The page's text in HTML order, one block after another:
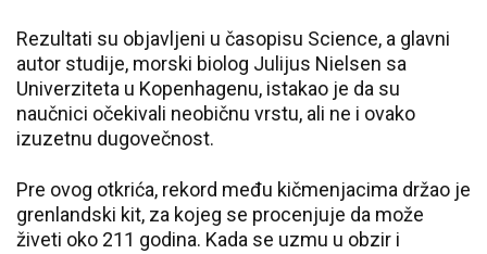
Rezultati su objavljeni u časopisu Science, a glavni
autor studije, morski biolog Julijus Nielsen sa
Univerziteta u Kopenhagenu, istakao je da su
naučnici očekivali neobičnu vrstu, ali ne i ovako
izuzetnu dugovečnost.
Pre ovog otkrića, rekord među kičmenjacima držao je
grenlandski kit, za kojeg se procenjuje da može
živeti oko 211 godina. Kada se uzmu u obzir i